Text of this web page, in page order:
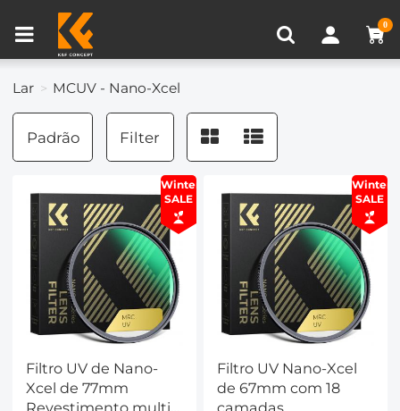
0
Lar MCUV - Nano-Xcel
Padrão Filter
Winter
SALE
Filtro UV de Nano-
Xcel de 77mm
Winter
SALE
Filtro UV Nano-Xcel
de 67mm com 18